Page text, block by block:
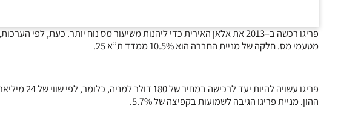
פריגו רכשה ב–2013 את אלאן האירית כדי ליהנות משיעור מס נוח יותר. כעת,
מטעמי מס. חלקה של מניית החברה הוא 10.5% ממדד ת”א 25.
ההון. מניית פריגו הגיבה לשמועות בקפיצה של 5.7%.